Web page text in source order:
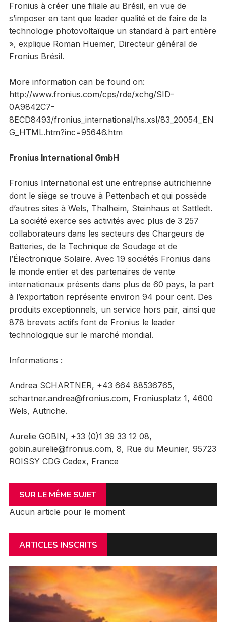
Fronius à créer une filiale au Brésil, en vue de
s’imposer en tant que leader qualité et de faire de la
technologie photovoltaïque un standard à part entière
», explique Roman Huemer, Directeur général de
Fronius Brésil.
More information can be found on:
http://www.fronius.com/cps/rde/xchg/SID-
0A9842C7-
8ECD8493/fronius_international/hs.xsl/83_20054_EN
G_HTML.htm?inc=95646.htm
Fronius International GmbH
Fronius International est une entreprise autrichienne
dont le siège se trouve à Pettenbach et qui possède
d’autres sites à Wels, Thalheim, Steinhaus et Sattledt.
La société exerce ses activités avec plus de 3 257
collaborateurs dans les secteurs des Chargeurs de
Batteries, de la Technique de Soudage et de
l’Électronique Solaire. Avec 19 sociétés Fronius dans
le monde entier et des partenaires de vente
internationaux présents dans plus de 60 pays, la part
à l’exportation représente environ 94 pour cent. Des
produits exceptionnels, un service hors pair, ainsi que
878 brevets actifs font de Fronius le leader
technologique sur le marché mondial.
Informations :
Andrea SCHARTNER, +43 664 88536765,
schartner.andrea@fronius.com, Froniusplatz 1, 4600
Wels, Autriche.
Aurelie GOBIN, +33 (0)1 39 33 12 08,
gobin.aurelie@fronius.com, 8, Rue du Meunier, 95723
ROISSY CDG Cedex, France
SUR LE MÊME SUJET
Aucun article pour le moment
ARTICLES INSCRITS